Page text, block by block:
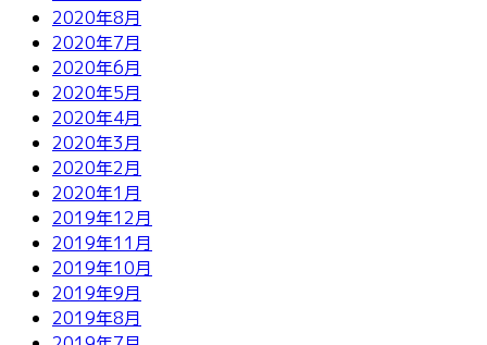
2020年8月
2020年7月
2020年6月
2020年5月
2020年4月
2020年3月
2020年2月
2020年1月
2019年12月
2019年11月
2019年10月
2019年9月
2019年8月